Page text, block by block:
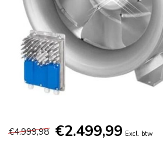
€4.999,98 €2.499,99 Excl. btw